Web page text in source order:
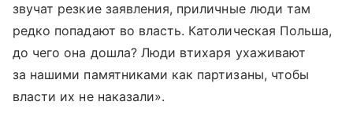
звучат резкие заявления, приличные люди там
редко попадают во власть. Католическая Польша,
до чего она дошла? Люди втихаря ухаживают
за нашими памятниками как партизаны, чтобы
власти их не наказали».